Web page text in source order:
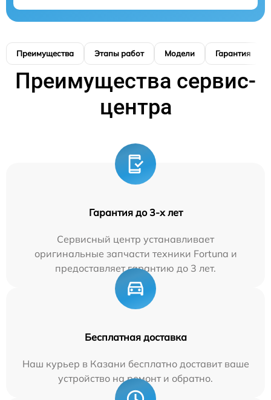
Преимущества Этапы работ Модели Гарантия
Преимущества сервис-
центра
Гарантия до 3-х лет
Сервисный центр устанавливает
оригинальные запчасти техники Fortuna и
предоставляет гарантию до 3 лет.
Бесплатная доставка
Наш курьер в Казани бесплатно доставит ваше
устройство на ремонт и обратно.